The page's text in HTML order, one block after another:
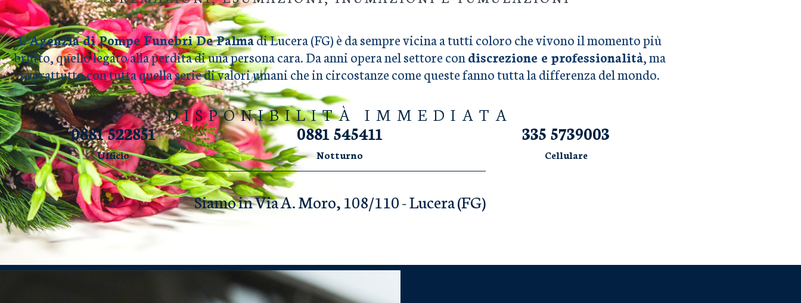
L’Agenzia di Pompe Funebri De Palmadi Lucera (FG) è da sempre vicina a tutti coloro che vivono il momento più
brutto, quello legato alla perdita di una persona cara. Da anni opera nel settore condiscrezione e professionalità, ma
soprattutto con tutta quella serie di valori umani che in circostanze come queste fanno tutta la differenza del mondo.
DISPONIBILITÀ IMMEDIATA
0881 522851
Ufficio
0881 545411
Notturno
335 5739003
Cellulare
Siamo in Via A. Moro, 108/110 - Lucera (FG)